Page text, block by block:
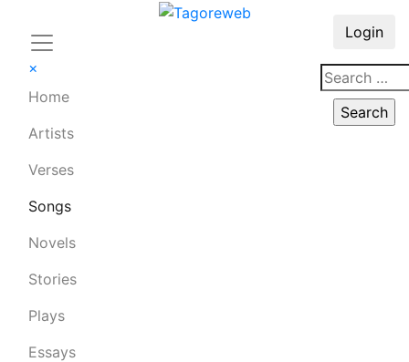
×
Home
Artists
Verses
Songs
Novels
Stories
Plays
Essays
Login